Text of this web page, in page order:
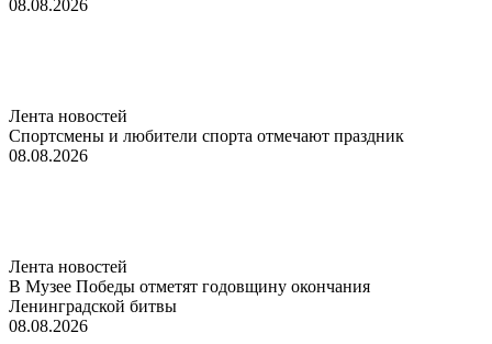
08.08.2026
Лента новостей
Спортсмены и любители спорта отмечают праздник
08.08.2026
Лента новостей
В Музее Победы отметят годовщину окончания
Ленинградской битвы
08.08.2026